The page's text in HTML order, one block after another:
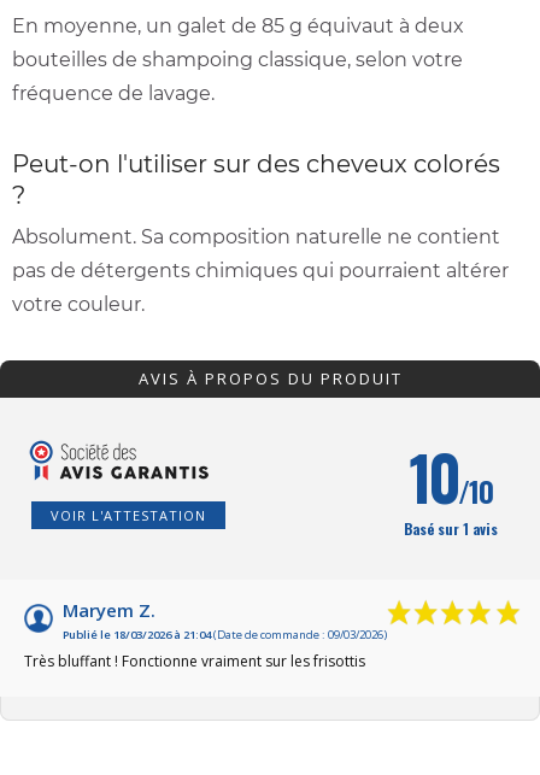
En moyenne, un galet de 85 g équivaut à deux
bouteilles de shampoing classique, selon votre
fréquence de lavage.
Peut-on l'utiliser sur des cheveux colorés
?
Absolument. Sa composition naturelle ne contient
pas de détergents chimiques qui pourraient altérer
votre couleur.
AVIS À PROPOS DU PRODUIT
VOIR L'ATTESTATION 10/10
Basé sur 1 avis
Maryem Z.
Publié le 18/03/2026 à 21:04(Date de commande : 09/03/2026)
Très bluffant ! Fonctionne vraiment sur les frisottis